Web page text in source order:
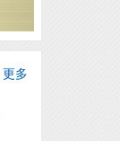
更多